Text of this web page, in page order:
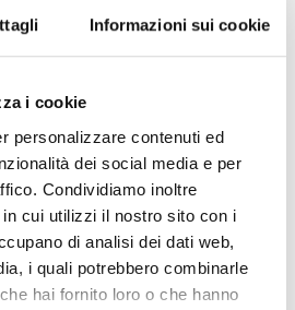
Informazioni sui cookie
i cookie
personalizzare contenuti ed
dei social media e per
Condividiamo inoltre
cui utilizzi il nostro sito con i
di analisi dei dati web,
i quali potrebbero combinarle
hai fornito loro o che hanno
Estate, Inverno
differenza
tra vivere in
città e
vivere a
Madesimo?
leggi